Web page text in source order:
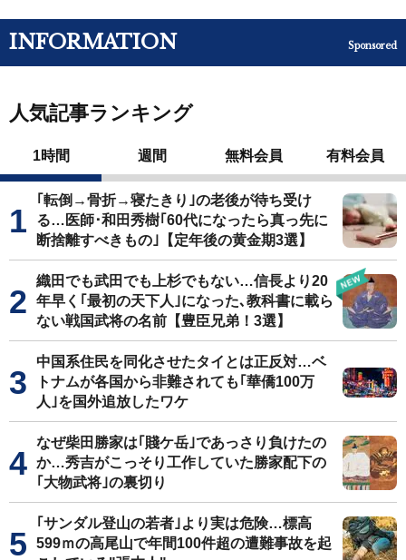
INFORMATION Sponsored
人気記事ランキング
1時間 週間 無料会員 有料会員
｢転倒→骨折→寝たきり｣の老後が待ち受け
る…医師･和田秀樹｢60代になったら真っ先に
断捨離すべきもの｣【定年後の黄金期3選】
織田でも武田でも上杉でもない…信長より20
年早く｢最初の天下人｣になった､教科書に載ら
ない戦国武将の名前【豊臣兄弟！3選】
中国系住民を同化させたタイとは正反対…ベ
トナムが各国から非難されても｢華僑100万
人｣を国外追放したワケ
なぜ柴田勝家は｢賤ケ岳｣であっさり負けたの
か…秀吉がこっそり工作していた勝家配下の
｢大物武将｣の裏切り
｢サンダル登山の若者｣より実は危険…標高
599ｍの高尾山で年間100件超の遭難事故を起